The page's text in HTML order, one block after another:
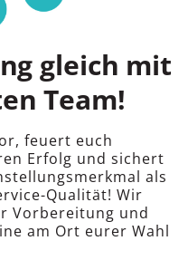
gleich mit
Team!
feuert euch
Erfolg und sichert
als
Qualität! Wir
Vorbereitung und
am Ort eurer Wahl